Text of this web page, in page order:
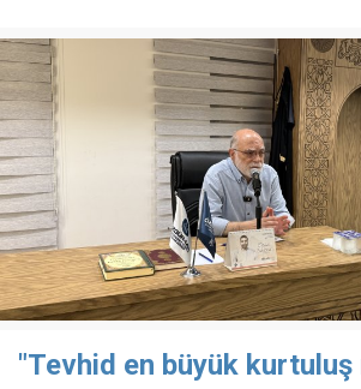
"Tevhid en büyük